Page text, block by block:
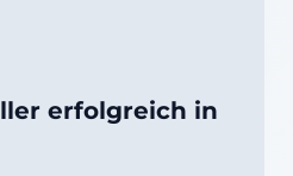
erfolgreich in